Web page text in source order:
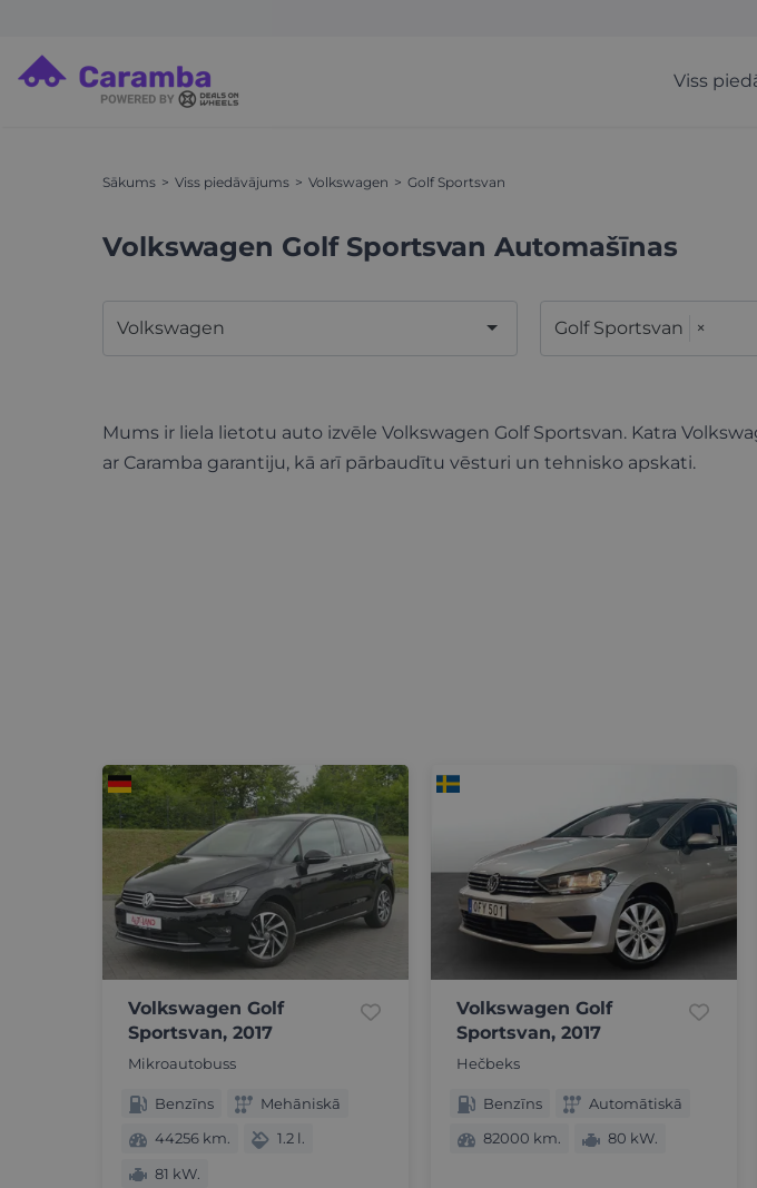
Viss
Sākums Viss piedāvājums Volkswagen Golf Sportsvan
Volkswagen Golf Sportsvan Automašīnas
Volkswagen Golf Sportsvan ×
Mums ir liela lietotu auto izvēle Volkswagen Golf Sportsvan. Katra
ar Caramba garantiju, kā arī pārbaudītu vēsturi un tehnisko apskati.
Volkswagen Golf
Sportsvan, 2017
Mikroautobuss
Benzīns
Mehāniskā
44256 km.
1.2 l.
81 kW.
Volkswagen Golf
Sportsvan, 2017
Hečbeks
Benzīns
Automātiskā
82000 km.
80 kW.